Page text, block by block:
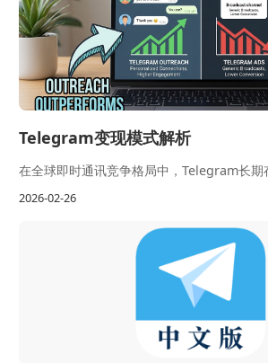
Telegram变现模式解析
在全球即时通讯竞争格局中，Telegram长期
2026-02-26